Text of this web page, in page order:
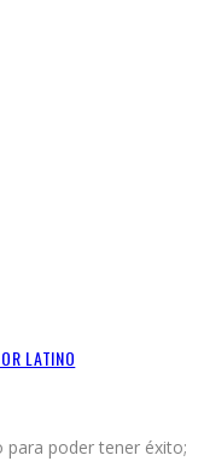
LATINO
para poder tener éxito;